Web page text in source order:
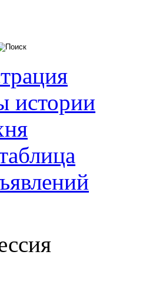
истории